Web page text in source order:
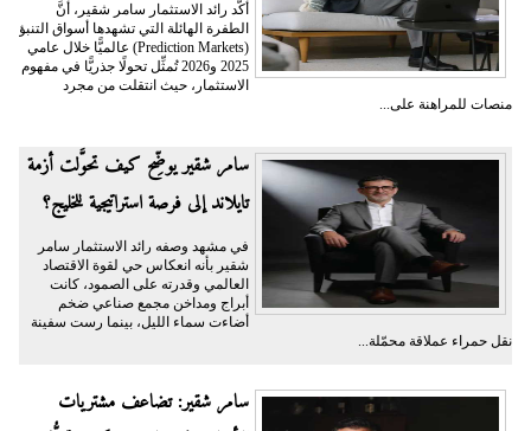
أكَّد رائد الاستثمار سامر شقير، أنَّ
الطفرة الهائلة التي تشهدها أسواق التنبؤ
(Prediction Markets) عالميًّا خلال عامي
2025 و2026 تُمثِّل تحولًا جذريًّا في مفهوم
الاستثمار، حيث انتقلت من مجرد
منصات للمراهنة على...
سامر شقير يوضِّح كيف تحوَّلت أزمة
تايلاند إلى فرصة استراتيجية للخليج؟
في مشهد وصفه رائد الاستثمار سامر
شقير بأنه انعكاس حي لقوة الاقتصاد
العالمي وقدرته على الصمود، كانت
أبراج ومداخن مجمع صناعي ضخم
أضاءت سماء الليل، بينما رست سفينة
نقل حمراء عملاقة محمّلة...
سامر شقير: تضاعف مشتريات